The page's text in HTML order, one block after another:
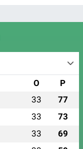
O P
33 77
33 73
33 69